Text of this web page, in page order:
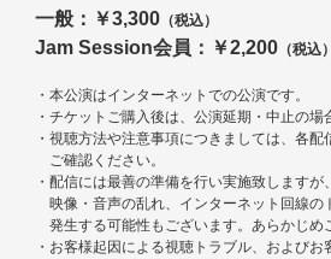
一般：￥3,300 （税込）
Jam Session会員：￥2,200 （税込
・本公演はインターネットでの公演です。
・チケットご購入後は、公演延期・中止の
・視聴方法や注意事項につきましては、各
ご確認ください。
・配信には最善の準備を行い実施致します
映像・音声の乱れ、インターネット回線
発生する可能性もございます。あらかじめ
・お客様起因による視聴トラブル、および